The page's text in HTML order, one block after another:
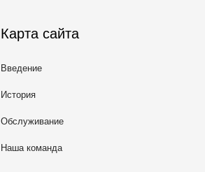
Карта сайта
Введение
История
Обслуживание
Наша команда